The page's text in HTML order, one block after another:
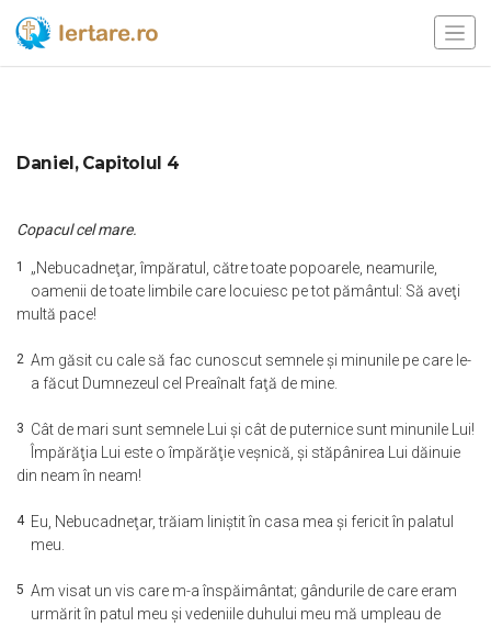
Daniel, Capitolul 4
Copacul cel mare.
1 „Nebucadneţar, împăratul, către toate popoarele, neamurile,
oamenii de toate limbile care locuiesc pe tot pământul: Să aveţi
multă pace!
2 Am găsit cu cale să fac cunoscut semnele şi minunile pe care le-
a făcut Dumnezeul cel Preaînalt faţă de mine.
3 Cât de mari sunt semnele Lui şi cât de puternice sunt minunile Lui!
Împărăţia Lui este o împărăţie veşnică, şi stăpânirea Lui dăinuie
din neam în neam!
4 Eu, Nebucadneţar, trăiam liniştit în casa mea şi fericit în palatul
meu.
5 Am visat un vis care m-a înspăimântat; gândurile de care eram
urmărit în patul meu şi vedeniile duhului meu mă umpleau de